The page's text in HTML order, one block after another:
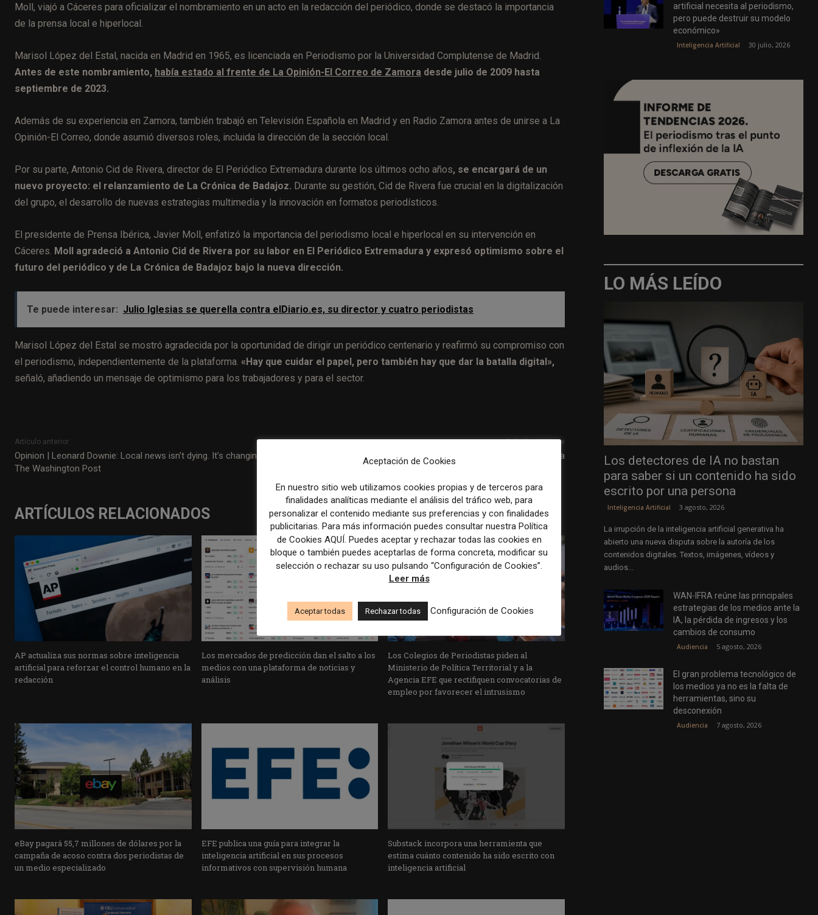
Moll, viajó a Cáceres para oficializar el nombramiento en un acto en la redacción del periódico, donde se destacó la importancia
de la prensa local e hiperlocal.
Marisol López del Estal, nacida en Madrid en 1965, es licenciada en Periodismo por la Universidad Complutense de Madrid.
Antes de este nombramiento, había estado al frente de La Opinión-El Correo de Zamora desde julio de 2009 hasta
septiembre de 2023.
Además de su experiencia en Zamora, también trabajó en Televisión Española en Madrid y en Radio Zamora antes de unirse a La
Opinión-El Correo, donde asumió diversos roles, incluida la dirección de la sección local.
Por su parte, Antonio Cid de Rivera, director de El Periódico Extremadura durante los últimos ocho años, se encargará de un
nuevo proyecto: el relanzamiento de La Crónica de Badajoz. Durante su gestión, Cid de Rivera fue crucial en la digitalización
del grupo, el desarrollo de nuevas estrategias multimedia y la innovación en formatos periodísticos.
El presidente de Prensa Ibérica, Javier Moll, enfatizó la importancia del periodismo local e hiperlocal en su intervención en
Cáceres. Moll agradeció a Antonio Cid de Rivera por su labor en El Periódico Extremadura y expresó optimismo sobre el
futuro del periódico y de La Crónica de Badajoz bajo la nueva dirección.
Te puede interesar: Julio Iglesias se querella contra elDiario.es, su director y cuatro periodistas
Marisol López del Estal se mostró agradecida por la oportunidad de dirigir un periódico centenario y reafirmó su compromiso con
el periodismo, independientemente de la plataforma. «Hay que cuidar el papel, pero también hay que dar la batalla digital»,
señaló, añadiendo un mensaje de optimismo para los trabajadores y para el sector.
Artículo anterior
Opinion | Leonard Downie: Local news isn’t dying. It’s changing. –
The Washington Post
Artículo siguiente
Ainhoa Moll, nueva directora editorial de Prensa Ibérica
ARTÍCULOS RELACIONADOS
AP actualiza sus normas sobre inteligencia
artificial para reforzar el control humano en la
redacción
Los mercados de predicción dan el salto a los
medios con una plataforma de noticias y
análisis
Los Colegios de Periodistas piden al
Ministerio de Política Territorial y a la
Agencia EFE que rectifiquen convocatorias de
empleo por favorecer el intrusismo
eBay pagará 55,7 millones de dólares por la
campaña de acoso contra dos periodistas de
un medio especializado
EFE publica una guía para integrar la
inteligencia artificial en sus procesos
informativos con supervisión humana
Substack incorpora una herramienta que
estima cuánto contenido ha sido escrito con
inteligencia artificial
artificial necesita al periodismo,
pero puede destruir su modelo
económico»
Inteligencia Artificial 30 julio, 2026
LO MÁS LEÍDO
Los detectores de IA no bastan
para saber si un contenido ha sido
escrito por una persona
Inteligencia Artificial 3 agosto, 2026
La irrupción de la inteligencia artificial generativa ha
abierto una nueva disputa sobre la autoría de los
contenidos digitales. Textos, imágenes, vídeos y
audios...
WAN-IFRA reúne las principales
estrategias de los medios ante la
IA, la pérdida de ingresos y los
cambios de consumo
Audiencia 5 agosto, 2026
El gran problema tecnológico de
los medios ya no es la falta de
herramientas, sino su
desconexión
Audiencia 7 agosto, 2026
Aceptación de Cookies
En nuestro sitio web utilizamos cookies propias y de terceros para
finalidades analíticas mediante el análisis del tráfico web, para
personalizar el contenido mediante sus preferencias y con finalidades
publicitarias. Para más información puedes consultar nuestra Política
de Cookies AQUÍ. Puedes aceptar y rechazar todas las cookies en
bloque o también puedes aceptarlas de forma concreta, modificar su
selección o rechazar su uso pulsando “Configuración de Cookies”.
Leer más
Aceptar todas Rechazar todas Configuración de Cookies